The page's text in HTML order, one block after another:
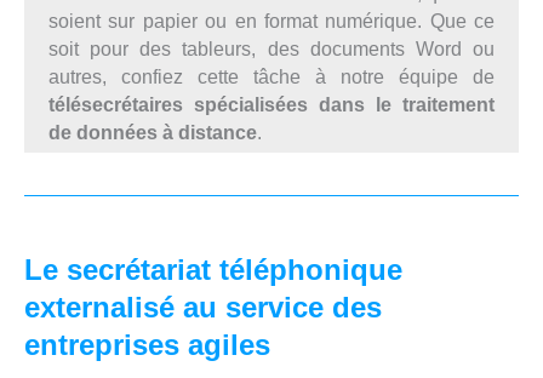
soient sur papier ou en format numérique. Que ce
soit pour des tableurs, des documents Word ou
autres, confiez cette tâche à notre équipe de
télésecrétaires spécialisées dans le traitement
de données à distance.
Le secrétariat téléphonique
externalisé au service des
entreprises agiles